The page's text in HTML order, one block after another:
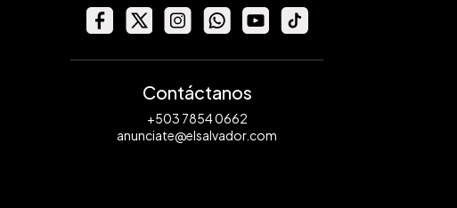
Contáctanos
+503 7854 0662
anunciate@elsalvador.com